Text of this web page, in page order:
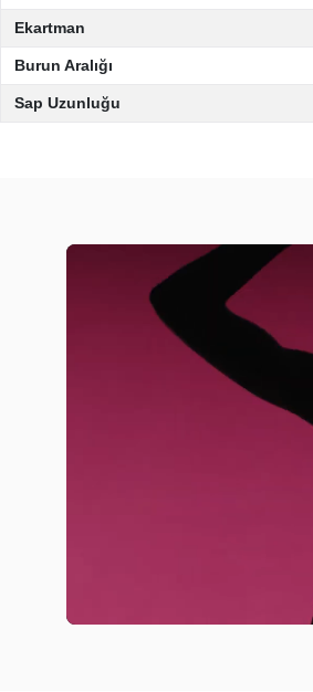
Ekartman
Burun Aralığı
Sap Uzunluğu